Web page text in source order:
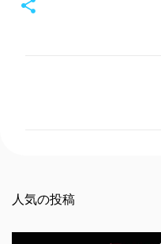
人気の投稿